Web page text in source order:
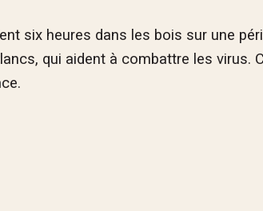
six heures dans les bois sur une
qui aident à combattre les virus.